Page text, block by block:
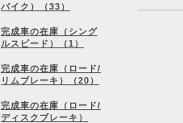
バイク）（33）
完成車の在庫（シング
ルスピード）（1）
完成車の在庫（ロード/
リムブレーキ）（20）
完成車の在庫（ロード/
ディスクブレーキ）